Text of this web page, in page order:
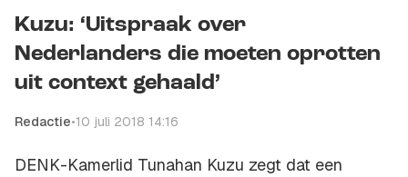
Kuzu: ‘Uitspraak over
Nederlanders die moeten oprotten
uit context gehaald’
Redactie•10 juli 2018 14:16
DENK-Kamerlid Tunahan Kuzu zegt dat een